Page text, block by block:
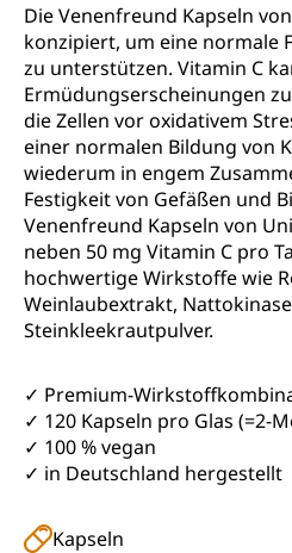
Die Venenfreund Kapseln
konzipiert, um eine normale
zu unterstützen. Vitamin C
Ermüdungserscheinungen
die Zellen vor oxidativem
einer normalen Bildung von
wiederum in engem
Festigkeit von Gefäßen und
Venenfreund Kapseln von
neben 50 mg Vitamin C pro
hochwertige Wirkstoffe wie
Weinlaubextrakt,
Steinkleekrautpulver.
✓ Premium-
✓ 120 Kapseln pro Glas (=2-
✓ 100 % vegan
✓ in Deutschland hergestellt
Kapseln